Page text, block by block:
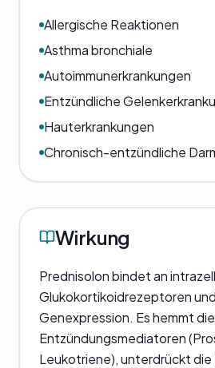
Allergische Reaktionen
Asthma bronchiale
Autoimmunerkrankungen
Entzündliche
Hauterkrankungen
Chronisch-entzündliche
Wirkung
Prednisolon bindet an
Glukokortikoidrezeptoren
Genexpression. Es hemmt
Entzündungsmediatoren
Leukotriene), unterdrückt